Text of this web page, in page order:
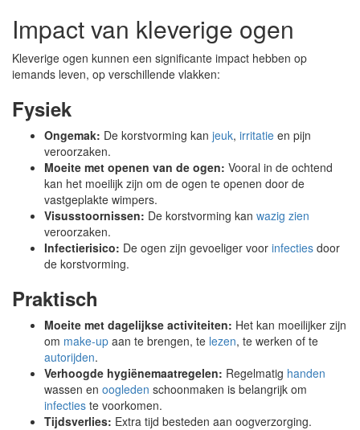
Impact van kleverige ogen
Kleverige ogen kunnen een significante impact hebben op
iemands leven, op verschillende vlakken:
Fysiek
Ongemak: De korstvorming kan jeuk, irritatie en pijn
veroorzaken.
Moeite met openen van de ogen: Vooral in de ochtend
kan het moeilijk zijn om de ogen te openen door de
vastgeplakte wimpers.
Visusstoornissen: De korstvorming kan wazig zien
veroorzaken.
Infectierisico: De ogen zijn gevoeliger voor infecties door
de korstvorming.
Praktisch
Moeite met dagelijkse activiteiten: Het kan moeilijker zijn
om make-up aan te brengen, te lezen, te werken of te
autorijden.
Verhoogde hygiënemaatregelen: Regelmatig handen
wassen en oogleden schoonmaken is belangrijk om
infecties te voorkomen.
Tijdsverlies: Extra tijd besteden aan oogverzorging.